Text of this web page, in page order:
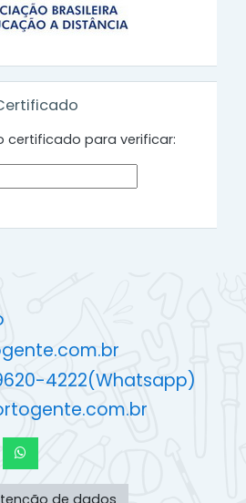
certificado para verificar:
4222(Whatsapp)